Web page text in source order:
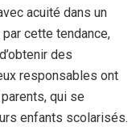
acuité dans un
cette tendance,
des
responsables ont
qui se
enfants scolarisés.